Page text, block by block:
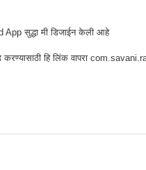
App सुद्धा मी डिजाईन केली आहे
हि लिंक वापरा